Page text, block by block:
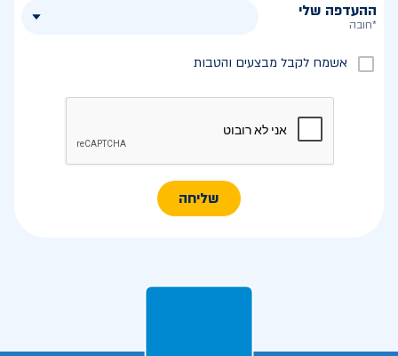
ההעדפה שלי
*חובה
אשמח לקבל מבצעים והטבות
שליחה